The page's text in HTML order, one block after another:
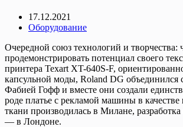
17.12.2021
Оборудование
Очередной союз технологий и творчества:
продемонстрировать потенциал своего
принтера Texart XT-640S-F,
капсульной моды, Roland DG объединился
Фабией Гофф и вместе они создали
роде платье с рекламой машины в качестве
ткани производилась в Милане,
— в Лондоне.